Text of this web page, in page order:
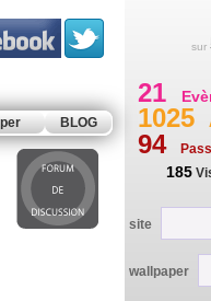
BLOG
sur
21
1025
94
185
site
wallpaper